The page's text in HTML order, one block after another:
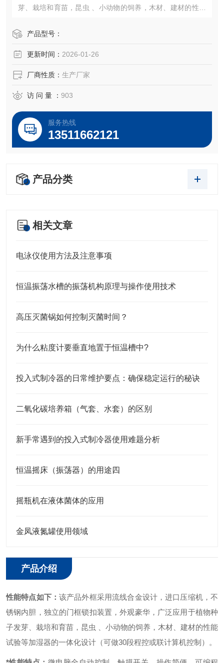
芽、栽培和育苗，昆虫 、小动物的饲养，木材、建材的性能
制）。产品型号：
更新时间： 2026-01-26
厂商性质： 生产厂家
访 问 量 ： 903
服务热线
13511662121
产品分类
相关文章
电泳仪使用方法及注意事项
恒温振荡水槽的振荡机构原理与操作使用技术
高压灭菌锅如何控制灭菌时间？
为什么粘度计要垂直地置于恒温槽中?
投入式制冷器的日常维护要点：确保稳定运行的秘诀
二氧化碳培养箱（气套、水套）的区别
新手常遇到的投入式制冷器使用难题分析
恒温摇床（振荡器）的用途四
摇瓶机在液体菌体的应用
金凤液氮罐使用领域
产品介绍
性能特点如下：该产品外框采用流线合金设计，进口压缩机，不
锈钢内胆，独立的门框锁扣装置，外观豪华，广泛应用于植物种
子发芽、栽培和育苗，昆虫 、小动物的饲养，木材、建材的性能
试验等加湿器的一体化设计（可做30段程控或联计算机控制）。